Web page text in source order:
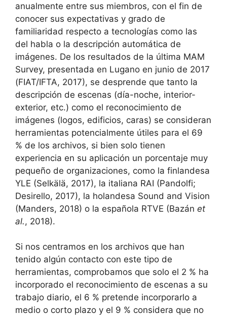
anualmente entre sus miembros, con el fin de
conocer sus expectativas y grado de
familiaridad respecto a tecnologías como las
del habla o la descripción automática de
imágenes. De los resultados de la última MAM
Survey, presentada en Lugano en junio de 2017
(FIAT/IFTA, 2017), se desprende que tanto la
descripción de escenas (día-noche, interior-
exterior, etc.) como el reconocimiento de
imágenes (logos, edificios, caras) se consideran
herramientas potencialmente útiles para el 69
% de los archivos, si bien solo tienen
experiencia en su aplicación un porcentaje muy
pequeño de organizaciones, como la finlandesa
YLE (Selkälä, 2017), la italiana RAI (Pandolfi;
Desirello, 2017), la holandesa Sound and Vision
(Manders, 2018) o la española RTVE (Bazán et
al., 2018).
Si nos centramos en los archivos que han
tenido algún contacto con este tipo de
herramientas, comprobamos que solo el 2 % ha
incorporado el reconocimiento de escenas a su
trabajo diario, el 6 % pretende incorporarlo a
medio o corto plazo y el 9 % considera que no